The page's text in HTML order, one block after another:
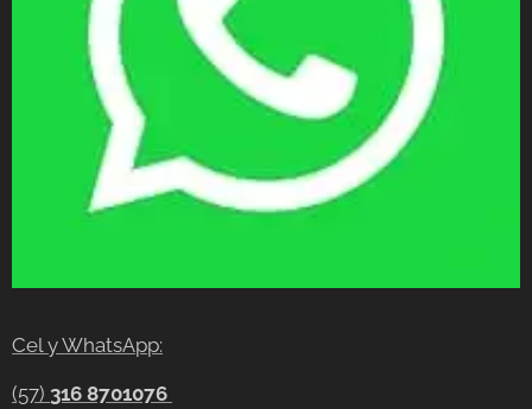
Cel y WhatsApp:
(57) 316 8701076